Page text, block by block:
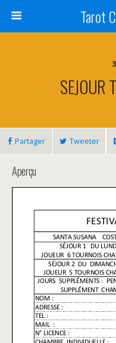
Tarot
SEJOUR
Partager Tweeter
Aperçu